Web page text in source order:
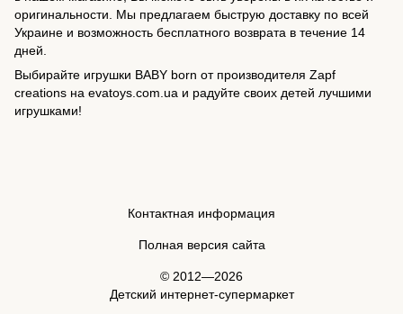
оригинальности. Мы предлагаем быструю доставку по всей
Украине и возможность бесплатного возврата в течение 14
дней.
Выбирайте игрушки BABY born от производителя Zapf
creations на evatoys.com.ua и радуйте своих детей лучшими
игрушками!
Контактная информация
Полная версия сайта
© 2012—2026
Детский интернет-супермаркет